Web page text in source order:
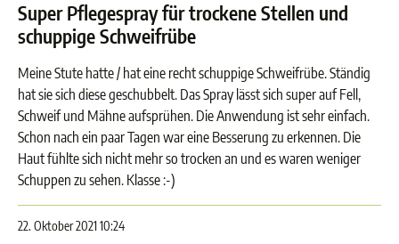
Super Pflegespray für trockene Stellen und
schuppige Schweifrübe
Meine Stute hatte / hat eine recht schuppige Schweifrübe. Ständig
hat sie sich diese geschubbelt. Das Spray lässt sich super auf Fell,
Schweif und Mähne aufsprühen. Die Anwendung ist sehr einfach.
Schon nach ein paar Tagen war eine Besserung zu erkennen. Die
Haut fühlte sich nicht mehr so trocken an und es waren weniger
Schuppen zu sehen. Klasse :-)
22. Oktober 2021 10:24